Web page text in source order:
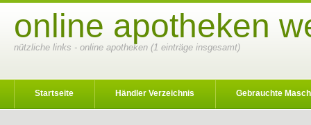
online apotheken
nützliche links - online apotheken (1 einträge insgesamt)
Startseite Händler Verzeichnis Gebrauchte